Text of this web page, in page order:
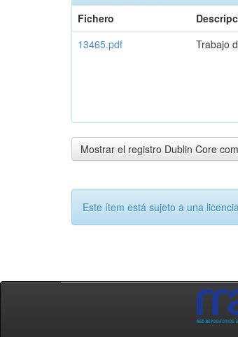
Fichero
13465.pdf
Trabajo
Mostrar el registro Dublin Core
Este ítem está sujeto a una